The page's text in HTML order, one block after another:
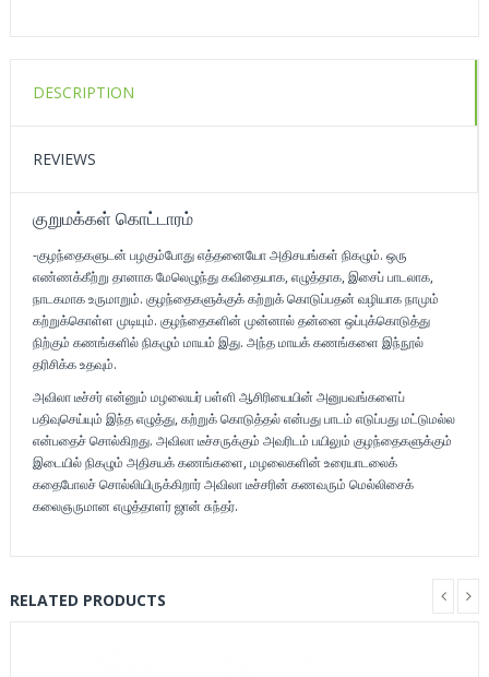
DESCRIPTION
REVIEWS
குறுமக்கள் கொட்டாரம்
-குழந்தைகளுடன் பழகும்போது எத்தனையோ அதிசயங்கள் நிகழும். ஒரு
எண்ணக்கீற்று தானாக மேலெழுந்து கவிதையாக, எழுத்தாக, இசைப் பாடலாக,
நாடகமாக உருமாறும். குழந்தைகளுக்குக் கற்றுக் கொடுப்பதன் வழியாக நாமும்
கற்றுக்கொள்ள முடியும். குழந்தைகளின் முன்னால் தன்னை ஒப்புக்கொடுத்து
நிற்கும் கணங்களில் நிகழும் மாயம் இது. அந்த மாயக் கணங்களை இந்நூல்
தரிசிக்க உதவும்.
அவிலா டீச்சர் என்னும் மழலையர் பள்ளி ஆசிரியையின் அனுபவங்களைப்
பதிவுசெய்யும் இந்த எழுத்து, கற்றுக் கொடுத்தல் என்பது பாடம் எடுப்பது மட்டுமல்ல
என்பதைச் சொல்கிறது. அவிலா டீச்சருக்கும் அவரிடம் பயிலும் குழந்தைகளுக்கும்
இடையில் நிகழும் அதிசயக் கணங்களை, மழலைகளின் உரையாடலைக்
கதைபோலச் சொல்லியிருக்கிறார் அவிலா டீச்சரின் கணவரும் மெல்லிசைக்
கலைஞருமான எழுத்தாளர் ஜான் சுந்தர்.
RELATED PRODUCTS